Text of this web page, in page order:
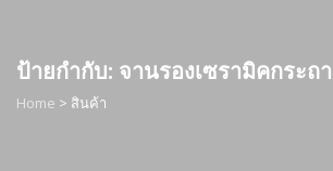
ป้ายกำกับ: จานรองเซรามิคกระถ
Home > สินค้า